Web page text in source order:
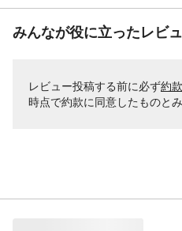
みんなが役に立ったレビ
レビュー投稿する前に必ず約款
時点で約款に同意したものとみ